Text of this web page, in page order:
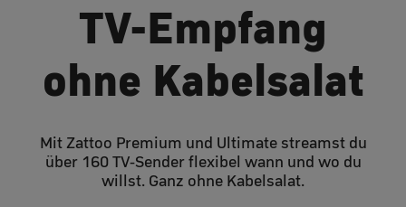
TV-Empfang
ohne Kabelsalat
Mit Zattoo Premium und Ultimate streamst du
über 160 TV-Sender flexibel wann und wo du
willst. Ganz ohne Kabelsalat.